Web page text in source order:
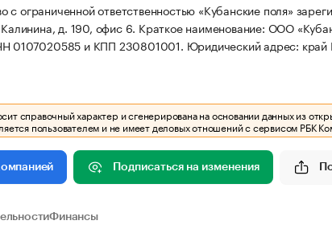
ограниченной ответственностью «Кубанские поля»
д. 190, офис 6. Краткое наименование: ООО
0107020585 и КПП 230801001. Юридический адрес: край
справочный характер и сгенерирована на основании данных из
пользователем и не имеет деловых отношений с сервисом РБК
Подписаться на изменения
Финансы